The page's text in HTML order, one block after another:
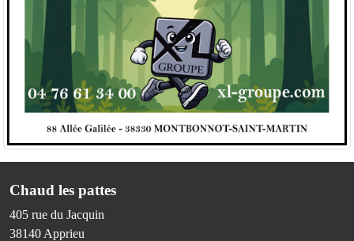
Chaud les pattes
405 rue du Jacquin
38140 Apprieu